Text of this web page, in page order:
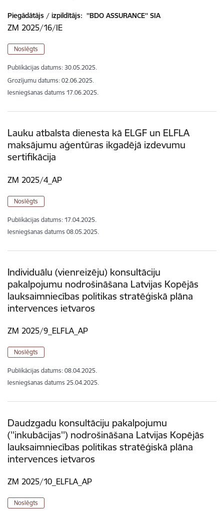
Piegādātājs / izpildītājs: ''BDO ASSURANCE'' SIA
ZM 2025/16/IE
Noslēgts
Publikācijas datums: 30.05.2025.
Grozījumu datums: 02.06.2025.
Iesniegšanas datums 17.06.2025.
Lauku atbalsta dienesta kā ELGF un ELFLA
maksājumu aģentūras ikgadējā izdevumu
sertifikācija
ZM 2025/4_AP
Noslēgts
Publikācijas datums: 17.04.2025.
Iesniegšanas datums 08.05.2025.
Individuālu (vienreizēju) konsultāciju
pakalpojumu nodrošināšana Latvijas Kopējās
lauksaimniecības politikas stratēģiskā plāna
intervences ietvaros
ZM 2025/9_ELFLA_AP
Noslēgts
Publikācijas datums: 08.04.2025.
Iesniegšanas datums 25.04.2025.
Daudzgadu konsultāciju pakalpojumu
(''inkubācijas'') nodrošināšana Latvijas Kopējās
lauksaimniecības politikas stratēģiskā plāna
intervences ietvaros
ZM 2025/10_ELFLA_AP
Noslēgts